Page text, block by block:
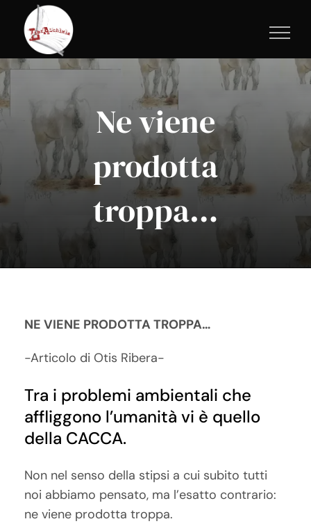
contenuto
Ne viene
prodotta
troppa…
NE VIENE PRODOTTA TROPPA…
-Articolo di Otis Ribera-
Tra i problemi ambientali che
affliggono l’umanità vi è quello
della CACCA.
Non nel senso della stipsi a cui subito tutti
noi abbiamo pensato, ma l’esatto contrario:
ne viene prodotta troppa.